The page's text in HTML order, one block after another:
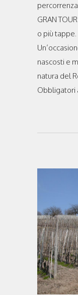
GRAN
o più tappe.
nascosti e
natura del
Obbligatori